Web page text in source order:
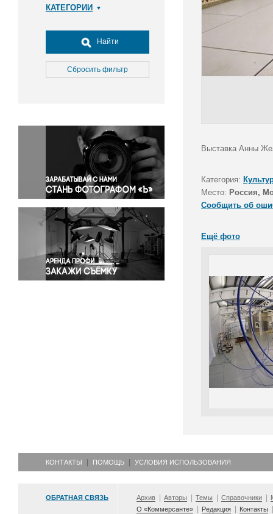
КАТЕГОРИИ
Досуг, туризм и отдых
Культура
Медицина
Окружающая среда
Политика
Правосудие
Происшествия и конфликты
Религия
Светская жизнь
Спорт
Экология
Экономика и бизнес
Найти
Сбросить фильтр
Выставка Анны
Категория:
Место: Россия,
Сообщить об
Ещё фото
КОНТАКТЫ ПОМОЩЬ УСЛОВИЯ ИСПОЛЬЗОВАНИЯ
ОБРАТНАЯ СВЯЗЬ Архив Авторы Темы Справочники
О «Коммерсанте»
Редакция Контакты